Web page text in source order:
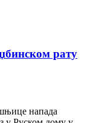
рату
напада